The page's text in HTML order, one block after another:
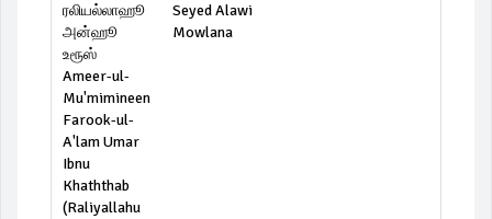
ரலியல்லாஹூ
அன்ஹூ
உரூஸ்
Ameer-ul-
Mu'mimineen
Farook-ul-
A'lam Umar
Ibnu
Khaththab
(Raliyallahu
Seyed Alawi
Mowlana